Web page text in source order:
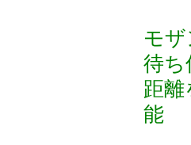
モ
待ち
距離
能